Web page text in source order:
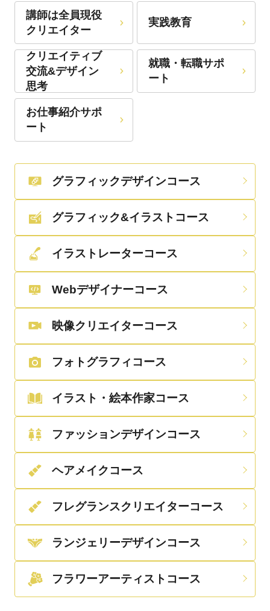
講師は全員現役
クリエイター
実践教育
クリエイティブ
交流&デザイン
思考
就職・転職サポ
ート
お仕事紹介サポ
ート
グラフィックデザインコース
グラフィック&イラストコース
イラストレーターコース
Webデザイナーコース
映像クリエイターコース
フォトグラフィコース
イラスト・絵本作家コース
ファッションデザインコース
ヘアメイクコース
フレグランスクリエイターコース
ランジェリーデザインコース
フラワーアーティストコース